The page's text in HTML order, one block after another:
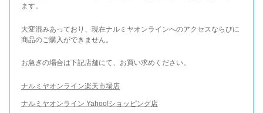
ます。
大変混みあっており、現在ナルミヤオンラインへのアクセスならびに
商品のご購入ができません。
お急ぎの場合は下記店舗にて、お買い求めください。
ナルミヤオンライン楽天市場店
ナルミヤオンライン Yahoo!ショッピング店